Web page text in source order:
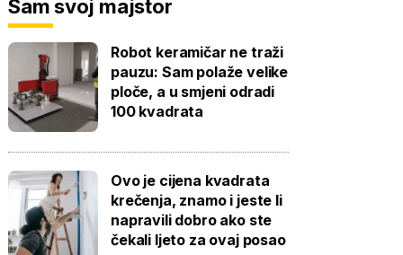
Sam svoj majstor
Robot keramičar ne traži
pauzu: Sam polaže velike
ploče, a u smjeni odradi
100 kvadrata
Ovo je cijena kvadrata
krečenja, znamo i jeste li
napravili dobro ako ste
čekali ljeto za ovaj posao